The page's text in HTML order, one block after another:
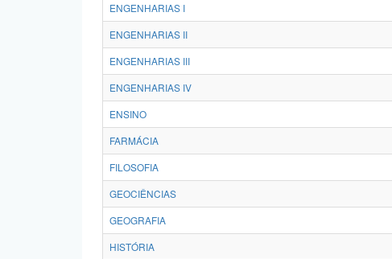
ENGENHARIAS I
ENGENHARIAS II
ENGENHARIAS III
ENGENHARIAS IV
ENSINO
FARMÁCIA
FILOSOFIA
GEOCIÊNCIAS
GEOGRAFIA
HISTÓRIA